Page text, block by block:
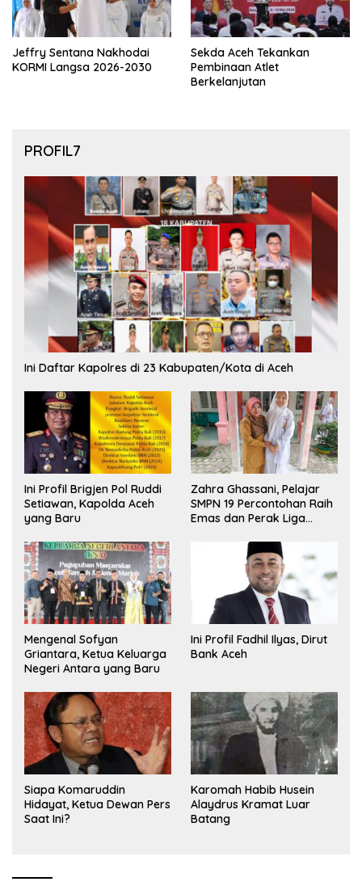
Jeffry Sentana Nakhodai
KORMI Langsa 2026-2030
Sekda Aceh Tekankan
Pembinaan Atlet
Berkelanjutan
PROFIL7
Ini Daftar Kapolres di 23 Kabupaten/Kota di Aceh
Ini Profil Brigjen Pol Ruddi
Setiawan, Kapolda Aceh
yang Baru
Zahra Ghassani, Pelajar
SMPN 19 Percontohan Raih
Emas dan Perak Liga
Mengenal Sofyan
Griantara, Ketua Keluarga
Negeri Antara yang Baru
Ini Profil Fadhil Ilyas, Dirut
Bank Aceh
Siapa Komaruddin
Hidayat, Ketua Dewan Pers
Saat Ini?
Karomah Habib Husein
Alaydrus Kramat Luar
Batang